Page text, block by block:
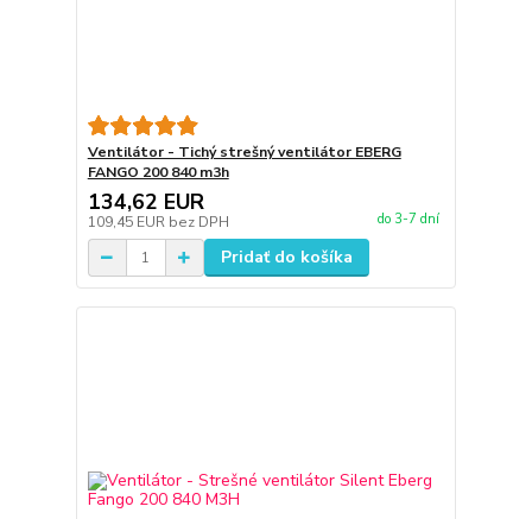
Ventilátor - Tichý strešný ventilátor EBERG
FANGO 200 840 m3h
134,62 EUR
109,45 EUR bez DPH do 3-7 dní
Pridať do košíka